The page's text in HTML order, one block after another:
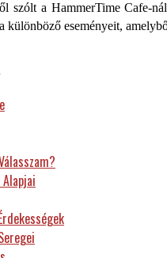
szólt a HammerTime Cafe-
különböző eseményeit,